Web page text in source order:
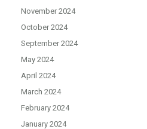
November 2024
October 2024
September 2024
May 2024
April 2024
March 2024
February 2024
January 2024